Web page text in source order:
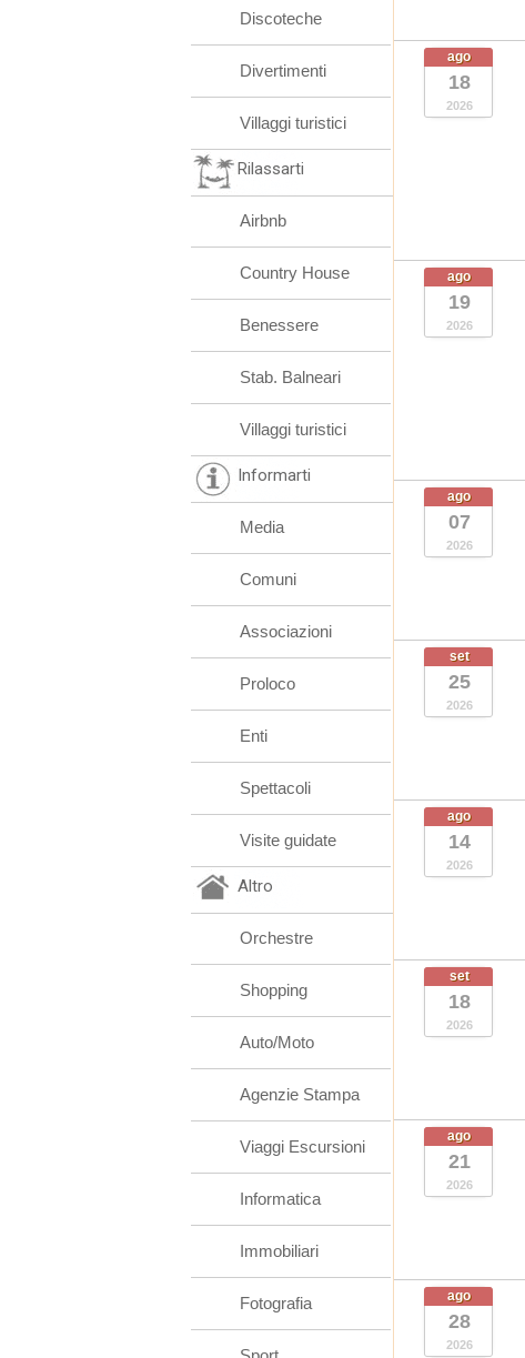
ago
18
2026
ago
19
2026
ago
07
2026
set
25
2026
ago
14
2026
set
18
2026
ago
21
2026
ago
28
2026
Discoteche
Divertimenti
Villaggi turistici
Rilassarti
Airbnb
Country House
Benessere
Stab. Balneari
Villaggi turistici
Informarti
Media
Comuni
Associazioni
Proloco
Enti
Spettacoli
Visite guidate
Altro
Orchestre
Shopping
Auto/Moto
Agenzie Stampa
Viaggi Escursioni
Informatica
Immobiliari
Fotografia